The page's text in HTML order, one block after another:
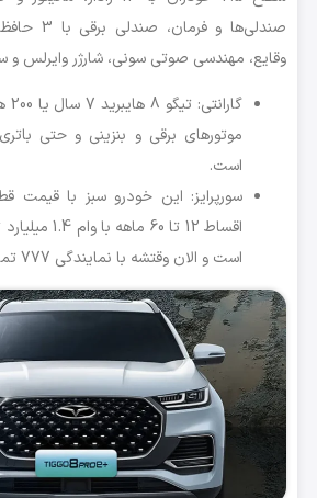
صندلی‌ها
وقایع، مهندسی صوتی سونی، شارژر وایرلس و
موتورهای برقی و بنزینی و حتی
است.
سورپرایز: این خودرو سبز با قیمت
اقساط 12 تا 60
است و الان وقتشه با نمایندگی 777 تماس بگیرید.